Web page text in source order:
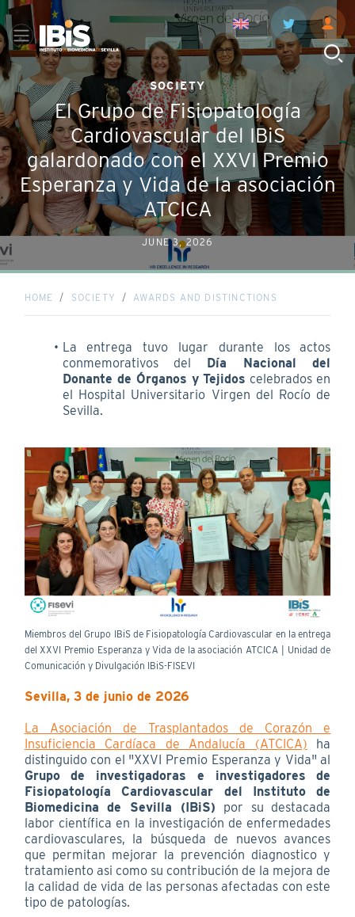
SOCIETY
El Grupo de Fisiopatología
Cardiovascular del IBiS
galardonado con el XXVI Premio
Esperanza y Vida de la asociación
ATCICA
JUNE 3, 2026
HOME SOCIETY AWARDS AND DISTINCTIONS
La entrega tuvo lugar durante los actos
conmemorativos del Día Nacional del
Donante de Órganos y Tejidos celebrados en
el Hospital Universitario Virgen del Rocío de
Sevilla.
Miembros del Grupo IBiS de Fisiopatología Cardiovascular en la entrega
del XXVI Premio Esperanza y Vida de la asociación ATCICA | Unidad de
Comunicación y Divulgación IBiS-FISEVI
Sevilla, 3 de junio de 2026
La Asociación de Trasplantados de Corazón e
Insuficiencia Cardíaca de Andalucía (ATCICA) ha
distinguido con el "XXVI Premio Esperanza y Vida" al
Grupo de investigadoras e investigadores de
Fisiopatología Cardiovascular del Instituto de
Biomedicina de Sevilla (IBiS) por su destacada
labor científica en la investigación de enfermedades
cardiovasculares, la búsqueda de nuevos avances
que permitan mejorar la prevención diagnostico y
tratamiento asi como su contribución de la mejora de
la calidad de vida de las personas afectadas con este
tipo de patologías.